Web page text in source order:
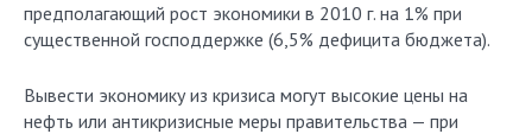
предполагающий рост экономики в 2010 г. на 1% при
существенной господдержке (6,5% дефицита бюджета).
Вывести экономику из кризиса могут высокие цены на
нефть или антикризисные меры правительства — при